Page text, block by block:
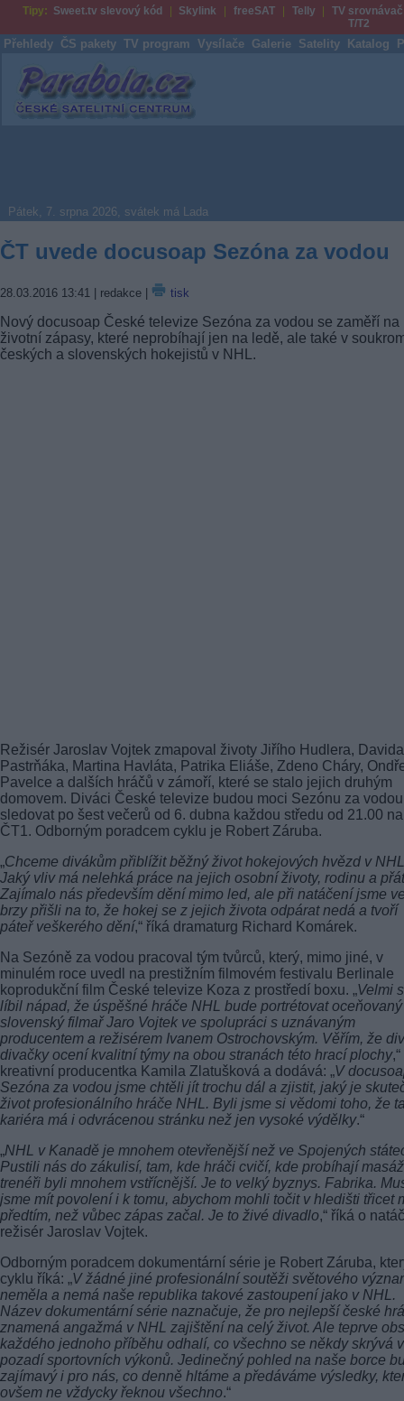
Tipy: Sweet.tv slevový kód Skylink freeSAT Telly
TV srovnávač
T/T2
Přehledy ČS pakety TV program Vysílače Galerie Satelity Katalog
Parabola.cz
Pátek, 7. srpna 2026, svátek má Lada
ČT uvede docusoap Sezóna za vodou
28.03.2016 13:41 | redakce | tisk
Nový docusoap České televize Sezóna za vodou se zaměří na
životní zápasy, které neprobíhají jen na ledě, ale také v
českých a slovenských hokejistů v NHL.
Režisér Jaroslav Vojtek zmapoval životy Jiřího Hudlera, Davida
Pastrňáka, Martina Havláta, Patrika Eliáše, Zdeno Cháry,
Pavelce a dalších hráčů v zámoří, které se stalo jejich druhým
domovem. Diváci České televize budou moci Sezónu za vodou
sledovat po šest večerů od 6. dubna každou středu od 21.00 na
ČT1. Odborným poradcem cyklu je Robert Záruba.
„Chceme divákům přiblížit běžný život hokejových hvězd v
Jaký vliv má nelehká práce na jejich osobní životy, rodinu a
Zajímalo nás především dění mimo led, ale při natáčení jsme
brzy přišli na to, že hokej se z jejich života odpárat nedá a tvoří
páteř veškerého dění,“ říká dramaturg Richard Komárek.
Na Sezóně za vodou pracoval tým tvůrců, který, mimo jiné, v
minulém roce uvedl na prestižním filmovém festivalu Berlinale
koprodukční film České televize Koza z prostředí boxu. „Velmi
líbil nápad, že úspěšné hráče NHL bude portrétovat oceňovaný
slovenský filmař Jaro Vojtek ve spolupráci s uznávaným
producentem a režisérem Ivanem Ostrochovským. Věřím, že
divačky ocení kvalitní týmy na obou stranách této hrací plochy
kreativní producentka Kamila Zlatušková a dodává: „V
Sezóna za vodou jsme chtěli jít trochu dál a zjistit, jaký je
život profesionálního hráče NHL. Byli jsme si vědomi toho, že
kariéra má i odvrácenou stránku než jen vysoké výdělky.“
„NHL v Kanadě je mnohem otevřenější než ve Spojených
Pustili nás do zákulisí, tam, kde hráči cvičí, kde probíhají
trenéři byli mnohem vstřícnější. Je to velký byznys. Fabrika.
jsme mít povolení i k tomu, abychom mohli točit v hledišti třicet
předtím, než vůbec zápas začal. Je to živé divadlo,“ říká o
režisér Jaroslav Vojtek.
Odborným poradcem dokumentární série je Robert Záruba,
cyklu říká: „V žádné jiné profesionální soutěži světového
neměla a nemá naše republika takové zastoupení jako v NHL.
Název dokumentární série naznačuje, že pro nejlepší české
znamená angažmá v NHL zajištění na celý život. Ale teprve
každého jednoho příběhu odhalí, co všechno se někdy skrývá v
pozadí sportovních výkonů. Jedinečný pohled na naše borce
zajímavý i pro nás, co denně hltáme a předáváme výsledky,
ovšem ne vždycky řeknou všechno.“